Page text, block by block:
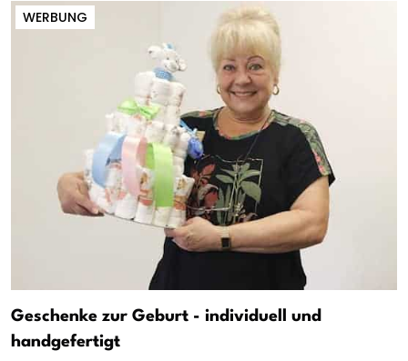
WERBUNG
Geschenke zur Geburt - individuell und
handgefertigt